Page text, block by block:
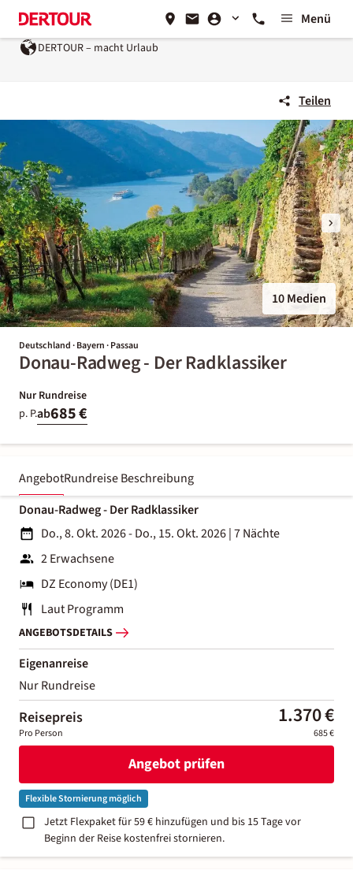
Menü
DERTOUR – macht Urlaub
Teilen
10 Medien
Deutschland · Bayern · Passau
Donau-Radweg - Der Radklassiker
Nur Rundreise
p. P.ab685 €
AngebotRundreise Beschreibung
Donau-Radweg - Der Radklassiker
Do., 8. Okt. 2026 - Do., 15. Okt. 2026|7 Nächte
2 Erwachsene
DZ Economy (DE1)
Laut Programm
ANGEBOTSDETAILS
Eigenanreise
Nur Rundreise
Reisepreis 1.370 €
Pro Person 685 €
Angebot prüfen
Flexible Stornierung möglich
Jetzt Flexpaket für 59 € hinzufügen und bis 15 Tage vor
Beginn der Reise kostenfrei stornieren.